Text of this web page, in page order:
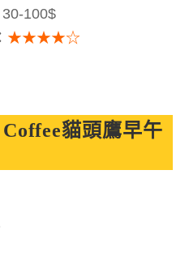
100$
★★★★☆
貓頭鷹早午